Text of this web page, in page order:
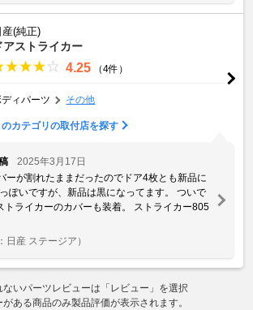
産(純正)
アストライカー
4.25 （4件）
ディパーツ その他
のカテゴリの取付店を探す
2025年3月17日
ーが割れたままだったのでドア4枚とも新品に
ぽいですが、新品は黒になってます。 ついで
トライカーのカバーも装着。 ストライカー805
日産 ステージア）
いパーツレビューは「レビュー」を選択
ある商品のみ製品評価が表示されます。